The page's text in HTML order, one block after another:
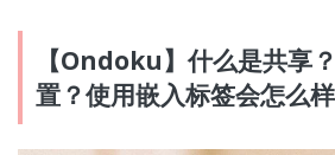
【Ondoku】什么是共享
置？使用嵌入标签会怎么